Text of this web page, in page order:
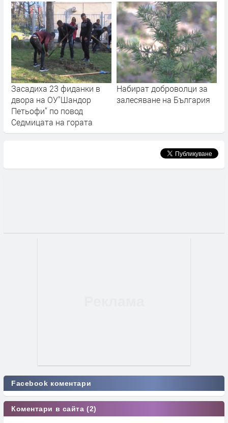
Засадиха 23 фиданки в
двора на ОУ"Шандор
Петьофи" по повод
Седмицата на гората
Набират доброволци за
залесяване на България
Facebook коментари
Коментари в сайта (2)